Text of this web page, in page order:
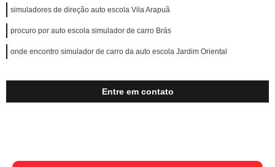
simuladores de direção auto escola Vila Arapuã
procuro por auto escola simulador de carro Brás
onde encontro simulador de carro da auto escola Jardim Oriental
Entre em contato